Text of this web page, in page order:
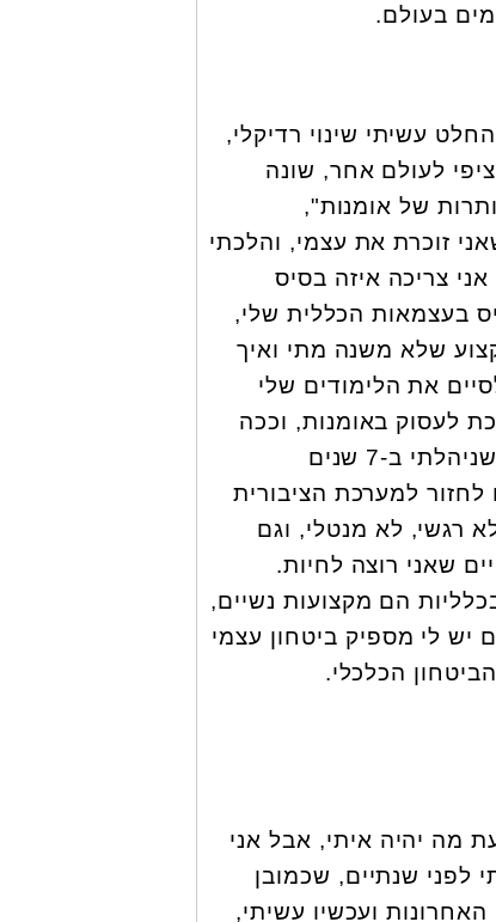
בעולם.
עשיתי שינוי רדיקלי,
לעולם אחר, שונה
של אומנות",
זוכרת את עצמי, והלכתי
צריכה איזה בסיס
בעצמאות הכללית שלי,
שלא משנה מתי ואיך
את הלימודים שלי
לעסוק באומנות, וככה
עברו 20 שנה. אני בת 42, כבר 20 שנה במקצוע. המרפאה שניהלתי ב-7 שנים
למערכת הציבורית
רגשי, לא מנטלי, וגם
שאני רוצה לחיות.
הם מקצועות נשיים,
יש לי מספיק ביטחון עצמי
הכלכלי.
מה יהיה איתי, אבל אני
לפני שנתיים, שכמובן
ועכשיו עשיתי,